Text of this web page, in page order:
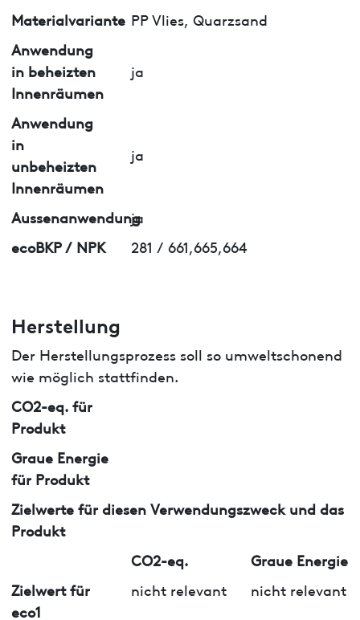
Materialvariante PP Vlies, Quarzsand
Anwendung
in beheizten
Innenräumen
ja
Anwendung
in
unbeheizten
Innenräumen
ja
Aussenanwendung
ja
ecoBKP / NPK
281 / 661,665,664
Herstellung
Der Herstellungsprozess soll so umweltschonend
wie möglich stattfinden.
CO2-eq. für
Produkt
Graue Energie
für Produkt
Zielwerte für diesen Verwendungszweck und das
Produkt
CO2-eq.
Graue Energie
Zielwert für
eco1
nicht relevant nicht relevant